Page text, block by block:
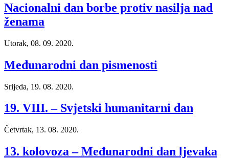
Nacionalni dan borbe protiv nasilja nad
ženama
Utorak, 08. 09. 2020.
Međunarodni dan pismenosti
Srijeda, 19. 08. 2020.
19. VIII. – Svjetski humanitarni dan
Četvrtak, 13. 08. 2020.
13. kolovoza – Međunarodni dan ljevaka